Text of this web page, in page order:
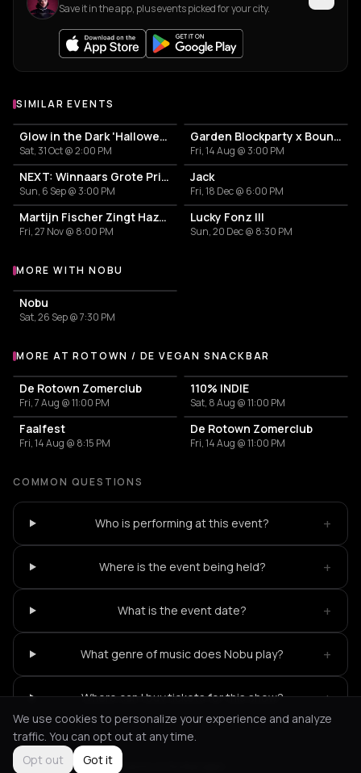
Save it in the app, plus events picked for your city.
SIMILAR EVENTS
Glow in the Dark 'Halloween Special' 2026
Sat, 31 Oct @ 2:00 PM
Garden Blockparty x Bounce That Booty
Fri, 14 Aug @ 3:00 PM
NEXT: Winnaars Grote Prijs Rotterdam 2025
Sun, 6 Sep @ 3:00 PM
Jack
Fri, 18 Dec @ 6:00 PM
Martijn Fischer Zingt Hazes live met band
Fri, 27 Nov @ 8:00 PM
Lucky Fonz III
Sun, 20 Dec @ 8:30 PM
More events with Nobu
MORE WITH NOBU
Nobu
Sat, 26 Sep @ 7:30 PM
More events at Rotown / De Vegan Snackbar
MORE AT ROTOWN / DE VEGAN SNACKBAR
De Rotown Zomerclub
Fri, 7 Aug @ 11:00 PM
110% INDIE
Sat, 8 Aug @ 11:00 PM
Faalfest
Fri, 14 Aug @ 8:15 PM
De Rotown Zomerclub
Fri, 14 Aug @ 11:00 PM
COMMON QUESTIONS
Who is performing at this event? +
Where is the event being held? +
What is the event date? +
What genre of music does Nobu play? +
Where can I buy tickets for this show? +
Not feeling it? All events in Rotterdam
We use cookies to personalize your experience and analyze
traffic. You can opt out at any time.
Opt out
Got it